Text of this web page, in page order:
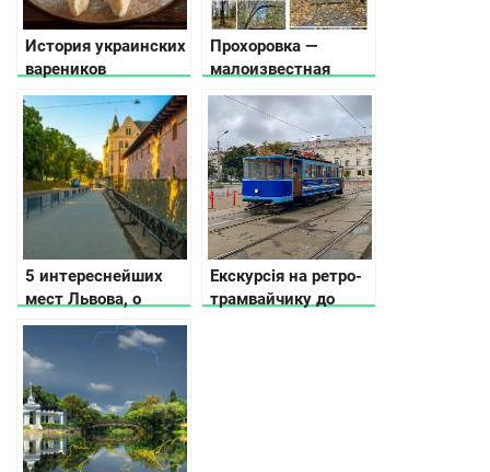
История украинских
вареников
Прохоровка —
малоизвестная
жемчужина
Черкасской области,
что посмотреть
5 интереснейших
мест Львова, о
которых не
расскажут
путеводители
Екскурсія на ретро-
трамвайчику до